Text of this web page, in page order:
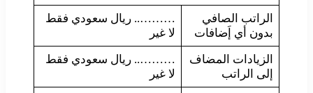
الراتب الصافي
بدون أي إَضافات
……….. ريال سعودي فقط
لا غير
الزيادات المضاف
إلى الراتب
……….. ريال سعودي فقط
لا غير